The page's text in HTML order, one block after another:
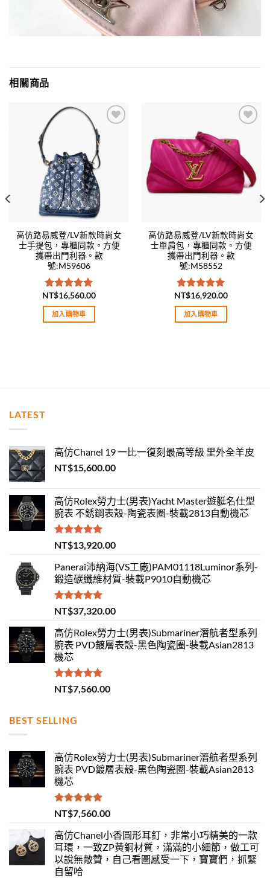
相關商品
wishlist
高仿路易威登/LV新款時尚女
士手提包，專櫃同款。方便
攜帶出門利器。款
號:M59606
評分5.00
滿分 5
NT$16,560.00
加入購物車
wishlist
高仿路易威登/LV新款時尚女
士單肩包，專櫃同款。方便
攜帶出門利器。款
號:M58552
評分5.00
滿分 5
NT$16,920.00
加入購物車
LATEST
高仿Chanel 19 一比一復刻最高等級 里外全羊皮
NT$15,600.00
高仿Rolex勞力士(男表)Yacht Master遊艇名仕型
腕表 不銹鋼表殼-陶瓷表圈-裝載2813自動機芯
評分5.00
滿分 5
NT$13,920.00
Panerai沛納海(VS工廠)PAM01118Luminor系列-
鍛造碳纖維材質-裝載P9010自動機芯
評分5.00
滿分 5
NT$37,320.00
高仿Rolex勞力士(男表)Submariner潛航者型系列
腕表 PVD鍍層表殼-黑色陶瓷圈-裝載Asian2813
機芯
評分 5.00
滿分 5
NT$7,560.00
BEST SELLING
高仿Rolex勞力士(男表)Submariner潛航者型系列
腕表 PVD鍍層表殼-黑色陶瓷圈-裝載Asian2813
機芯
評分 5.00
滿分 5
NT$7,560.00
高仿Chanel小香圓形耳釘，非常小巧精美的一款
耳環，一致ZP黃銅材質，滿滿的小細節，做工可
以說無敵贊，自己看圖感受一下，寶寶們，抓緊
自留哈